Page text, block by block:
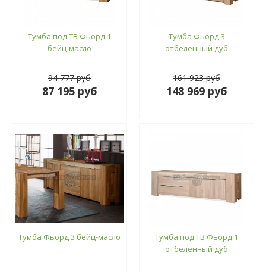
Тумба под ТВ Фьорд 1
бейц-масло
94 777 руб
87 195 руб
Тумба Фьорд 3
отбеленный дуб
161 923 руб
148 969 руб
Тумба Фьорд 3 бейц-масло
Тумба под ТВ Фьорд 1
отбеленный дуб